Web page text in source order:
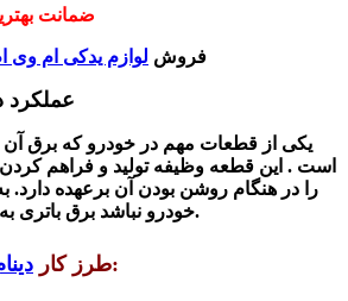
ضمانت بهترین
فروش لوازم یدکی ام وی
عملکرد
یکی از قطعات مهم در خودرو که برق آن
است . این قطعه وظیفه تولید و فراهم
را در هنگام روشن بودن آن برعهده دارد.
خودرو نباشد برق باتری به سرعت خالی می‌گردد.
طرز کار: